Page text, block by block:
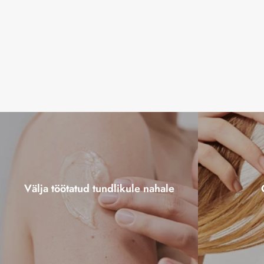
Välja töötatud tundlikule nahale